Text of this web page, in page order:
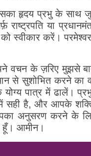
हृदय प्रभु के साथ
राष्ट्रपति या
को स्वीकार करें।
वचन के ज़रिए मुझसे
से सुशोभित करने का
योग्य पात्र में ढालें।
है, और आपके
अनुसरण करने के
हूँ। आमीन।